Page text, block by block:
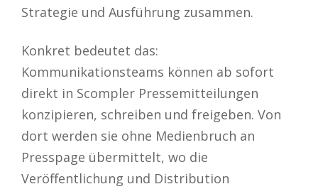
Strategie und Ausführung zusammen.
Konkret bedeutet das:
Kommunikationsteams können ab sofort
direkt in Scompler Pressemitteilungen
konzipieren, schreiben und freigeben. Von
dort werden sie ohne Medienbruch an
Presspage übermittelt, wo die
Veröffentlichung und Distribution